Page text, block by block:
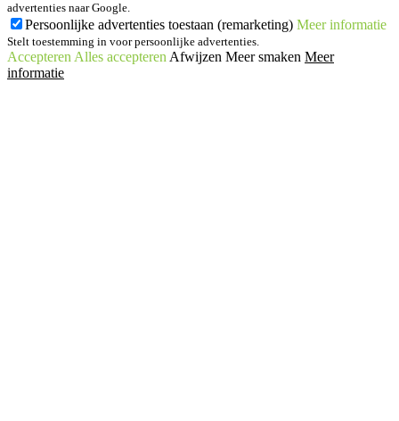
advertenties naar Google.
Persoonlijke advertenties toestaan (remarketing) Meer informatie
Stelt toestemming in voor persoonlijke advertenties.
Accepteren Alles accepteren Afwijzen Meer smaken Meer
informatie